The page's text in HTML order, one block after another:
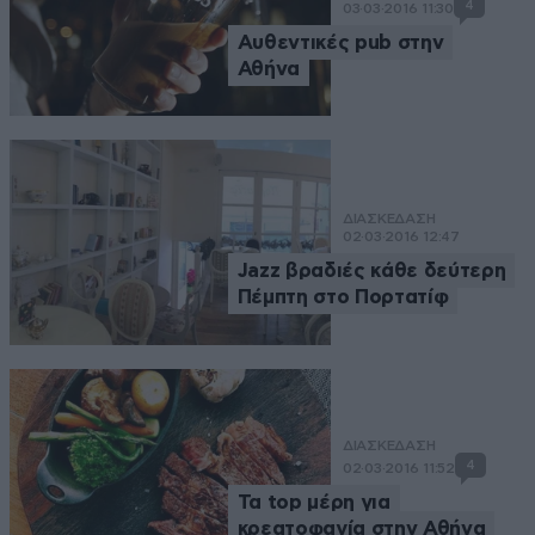
03·03·2016 11:30 4
Αυθεντικές pub στην
Αθήνα
ΔΙΑΣΚΕΔΑΣΗ
02·03·2016 12:47
Jazz βραδιές κάθε δεύτερη
Πέμπτη στο Πορτατίφ
ΔΙΑΣΚΕΔΑΣΗ
02·03·2016 11:52
4
Τα top μέρη για
κρεατοφαγία στην Αθήνα